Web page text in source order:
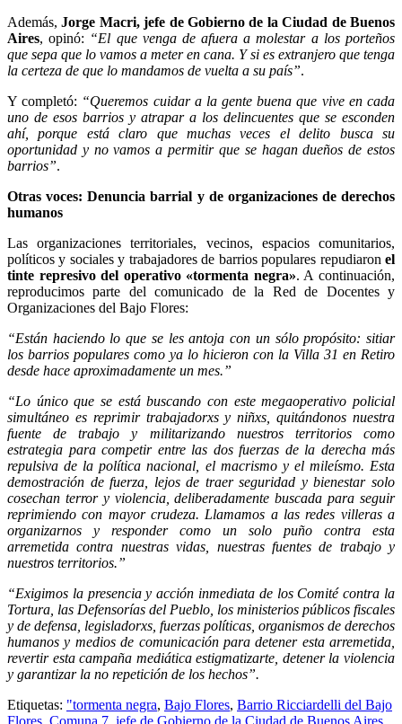
Además,Jorge Macri, jefe de Gobierno de la Ciudad de Buenos
Aires, opinó: “El que venga de afuera a molestar a los porteños
que sepa que lo vamos a meter en cana. Y si es extranjero que tenga
la certeza de que lo mandamos de vuelta a su país”.
Y completó: “Queremos cuidar a la gente buena que vive en cada
uno de esos barrios y atrapar a los delincuentes que se esconden
ahí, porque está claro que muchas veces el delito busca su
oportunidad y no vamos a permitir que se hagan dueños de estos
barrios”.
Otras voces: Denuncia barrial y de organizaciones de derechos
humanos
Las organizaciones territoriales, vecinos, espacios comunitarios,
políticos y sociales y trabajadores de barrios populares repudiaron el
tinte represivo del operativo «tormenta negra». A continuación,
reproducimos parte del comunicado de la Red de Docentes y
Organizaciones del Bajo Flores:
“Están haciendo lo que se les antoja con un sólo propósito: sitiar
los barrios populares como ya lo hicieron con la Villa 31 en Retiro
desde hace aproximadamente un mes.”
“Lo único que se está buscando con este megaoperativo policial
simultáneo es reprimir trabajadorxs y niñxs, quitándonos nuestra
fuente de trabajo y militarizando nuestros territorios como
estrategia para competir entre las dos fuerzas de la derecha más
repulsiva de la política nacional, el macrismo y el mileísmo. Esta
demostración de fuerza, lejos de traer seguridad y bienestar solo
cosechan terror y violencia, deliberadamente buscada para seguir
reprimiendo con mayor crudeza. Llamamos a las redes villeras a
organizarnos y responder como un solo puño contra esta
arremetida contra nuestras vidas, nuestras fuentes de trabajo y
nuestros territorios.”
“Exigimos la presencia y acción inmediata de los Comité contra la
Tortura, las Defensorías del Pueblo, los ministerios públicos fiscales
y de defensa, legisladorxs, fuerzas políticas, organismos de derechos
humanos y medios de comunicación para detener esta arremetida,
revertir esta campaña mediática estigmatizarte, detener la violencia
y garantizar la no repetición de los hechos”.
Etiquetas: "tormenta negra, Bajo Flores, Barrio Ricciardelli del Bajo
Flores Comuna 7 jefe de Gobierno de la Ciudad de Buenos Aires